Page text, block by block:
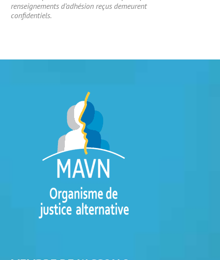
renseignements d’adhésion reçus demeurent
confidentiels.